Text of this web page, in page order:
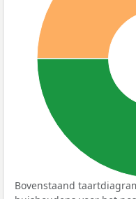
Bovenstaand